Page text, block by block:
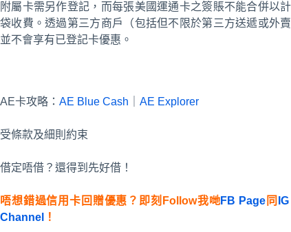
附屬卡需另作登記，而每張美國運通卡之簽賬不能合併以
袋收費。透過第三方商戶（包括但不限於第三方送遞或外
並不會享有已登記卡優惠。
AE卡攻略： AE Blue Cash AE Explorer
受條款及細則約束
借定唔借？還得到先好借！
唔想錯過信用卡回贈優惠？即刻Follow我哋FB Page 同 IG
Channel
！